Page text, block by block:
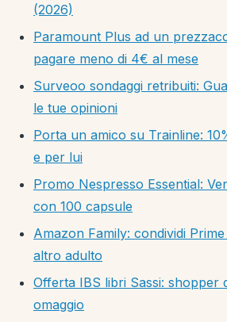
(2026)
Paramount Plus ad un
pagare meno di 4€ al mese
Surveoo sondaggi retribuiti:
le tue opinioni
Porta un amico su Trainline:
e per lui
Promo Nespresso Essential:
con 100 capsule
Amazon Family: condividi
altro adulto
Offerta IBS libri Sassi: shopper
omaggio